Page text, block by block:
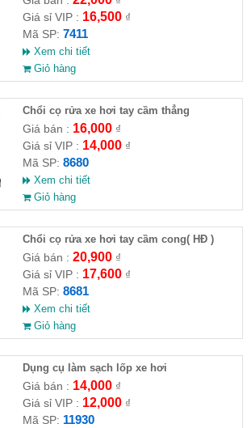
Giá sỉ VIP : 16,500₫
Mã SP: 7411
Xem chi tiết
Giỏ hàng
Chổi cọ rửa xe hơi tay cầm thẳng
Giá bán : 16,000₫
Giá sỉ VIP : 14,000₫
Mã SP: 8680
Xem chi tiết
Giỏ hàng
Chổi cọ rửa xe hơi tay cầm cong( HĐ )
Giá bán : 20,900₫
Giá sỉ VIP : 17,600₫
Mã SP: 8681
Xem chi tiết
Giỏ hàng
Dụng cụ làm sạch lốp xe hơi
Giá bán : 14,000₫
Giá sỉ VIP : 12,000₫
Mã SP: 11930